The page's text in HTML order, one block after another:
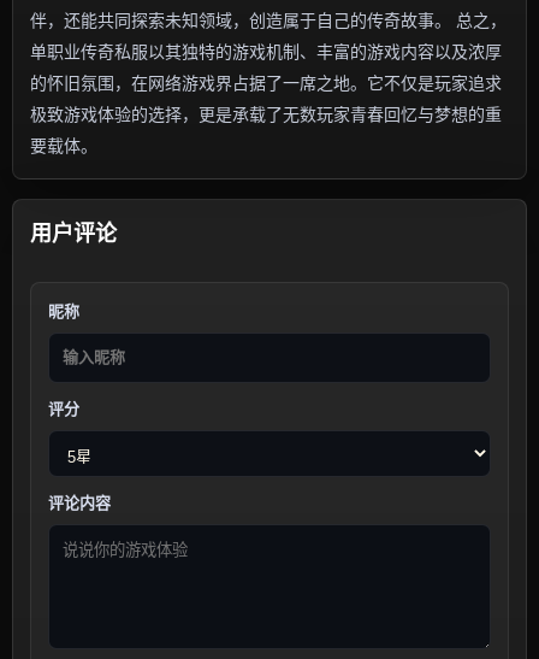
伴，还能共同探索未知领域，创造属于自己的传奇故事。 总之，
单职业传奇私服以其独特的游戏机制、丰富的游戏内容以及浓厚
的怀旧氛围，在网络游戏界占据了一席之地。它不仅是玩家追求
极致游戏体验的选择，更是承载了无数玩家青春回忆与梦想的重
要载体。
用户评论
昵称
评分
评论内容